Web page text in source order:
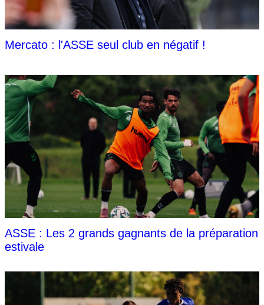
Mercato : l'ASSE seul club en négatif !
ASSE : Les 2 grands gagnants de la préparation
estivale